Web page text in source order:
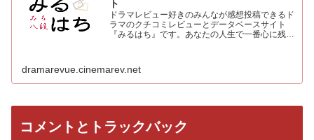
ト
ドラマレビュー好きのみんなが感想投稿できるド
ラマのクチコミレビューとデータベースサイト
『みるはち』です。あなたの人生で一番心に残っ
dramarevue.cinemarev.net
コメントとトラックバック